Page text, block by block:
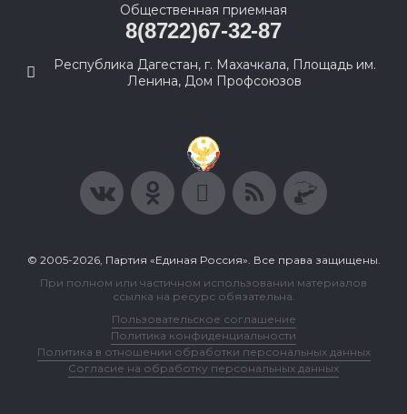
Общественная приемная
8(8722)67-32-87
Республика Дагестан, г. Махачкала, Площадь им.
Ленина, Дом Профсоюзов
© 2005-2026, Партия «Единая Россия». Все права защищены.
При полном или частичном использовании материалов
ссылка на ресурс обязательна.
Пользовательское соглашение
Политика конфиденциальности
Политика в отношении обработки персональных данных
Согласие на обработку персональных данных